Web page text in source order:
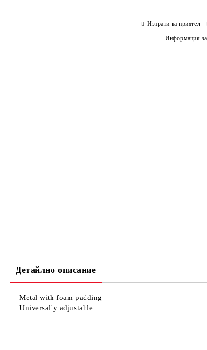
Изпрати на приятел
Информация за
Детайлно описание
Metal with foam padding
Universally adjustable